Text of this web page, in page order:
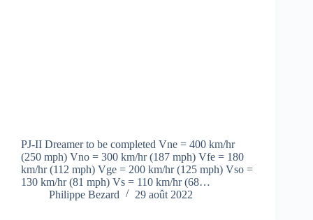
PJ-II Dreamer to be completed Vne = 400 km/hr
(250 mph) Vno = 300 km/hr (187 mph) Vfe = 180
km/hr (112 mph) Vge = 200 km/hr (125 mph) Vso =
130 km/hr (81 mph) Vs = 110 km/hr (68…
Philippe Bezard
29 août 2022